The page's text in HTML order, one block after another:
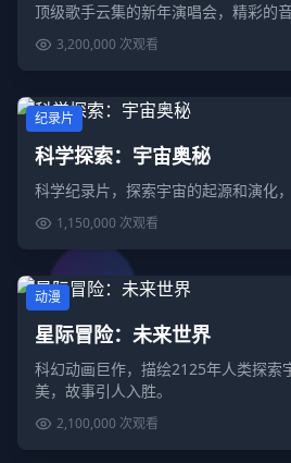
顶级歌手云集的新年演唱会，精彩的
3,200,000 次观看
纪录片
科学探索：宇宙奥秘
科学纪录片，探索宇宙的起源和演化
1,150,000 次观看
动漫
星际冒险：未来世界
科幻动画巨作，描绘2125年人类探索
美，故事引人入胜。
2,100,000 次观看